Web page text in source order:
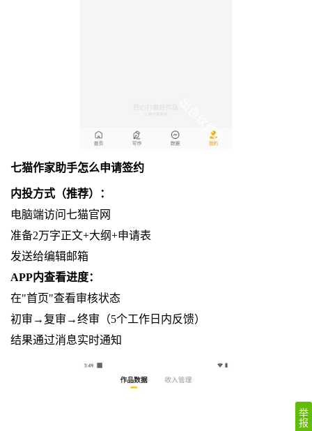
七猫作家助手怎么申请签约
内投方式（推荐）：
电脑端访问七猫官网
准备2万字正文+大纲+申请表
发送给编辑邮箱
APP内查看进度：
在"首页"查看审核状态
初审→复审→终审（5个工作日内反馈）
结果通过消息实时通知
举
报